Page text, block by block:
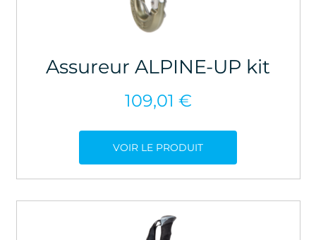
Assureur ALPINE-UP kit
109,01 €
VOIR LE PRODUIT